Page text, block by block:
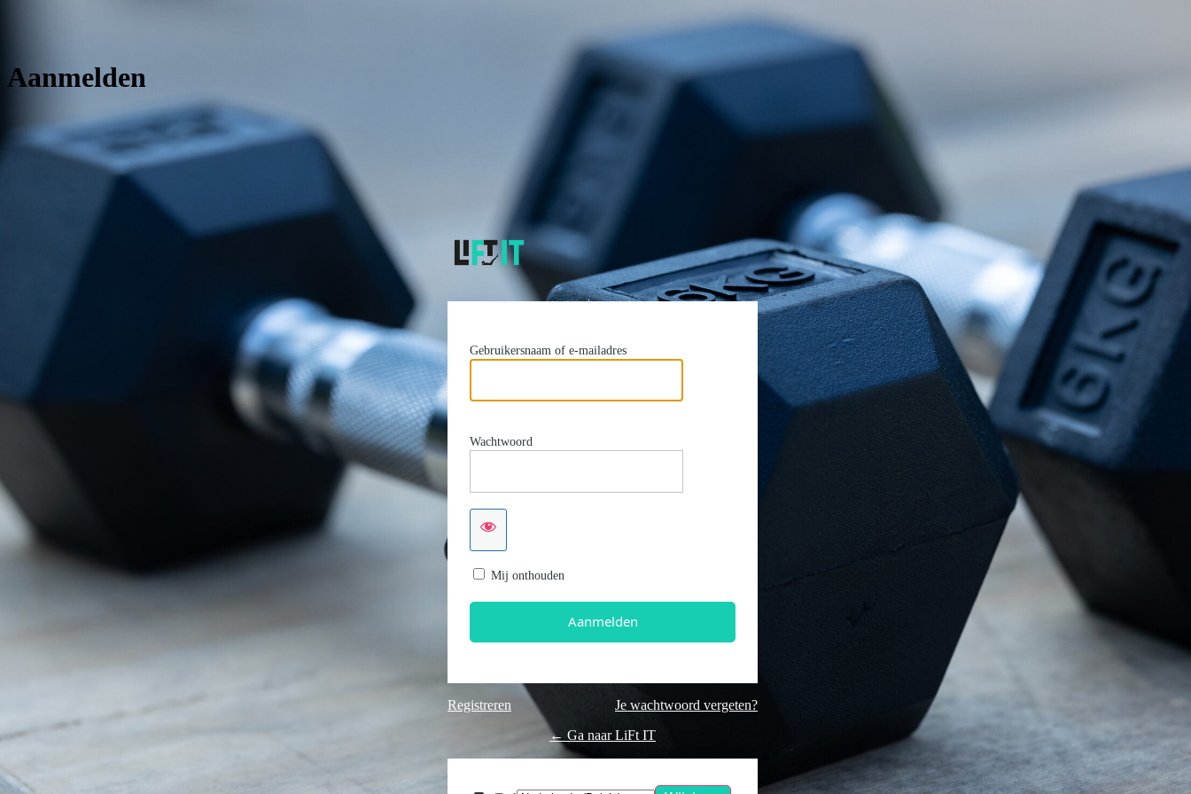
Aanmelden
https://liftit.be
Gebruikersnaam of e-mailadres
Wachtwoord
Mij onthouden
Registreren
Je wachtwoord vergeten?
← Ga naar LiFt IT